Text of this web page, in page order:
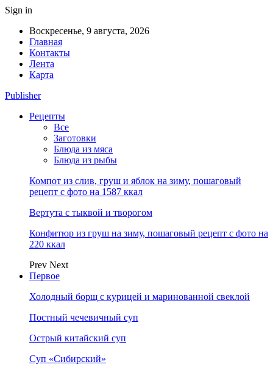
Sign in
Воскресенье, 9 августа, 2026
Главная
Контакты
Лента
Карта
Publisher
Рецепты
Все
Заготовки
Блюда из мяса
Блюда из рыбы
Компот из слив, груш и яблок на зиму, пошаговый
рецепт с фото на 1587 ккал
Вертута с тыквой и творогом
Конфитюр из груш на зиму, пошаговый рецепт с фото на
220 ккал
Prev Next
Первое
Холодный борщ с курицей и маринованной свеклой
Постный чечевичный суп
Острый китайский суп
Суп «Сибирский»